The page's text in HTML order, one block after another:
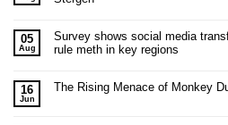
05
Aug
Survey shows social media
rule meth in key regions
16
Jun
The Rising Menace of Monkey